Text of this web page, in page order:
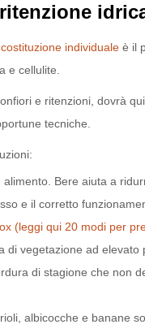
costituzione individuale è il
e cellulite.
e ritenzioni, dovrà
tecniche.
alimento. Bere aiuta a
e il corretto
(leggi qui 20 modi per
vegetazione ad
di stagione che non
albicocche e banane